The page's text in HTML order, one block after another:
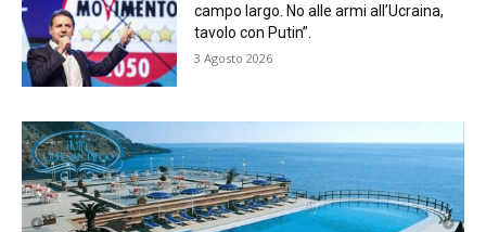
campo largo. No alle armi all’Ucraina,
tavolo con Putin”.
3 Agosto 2026